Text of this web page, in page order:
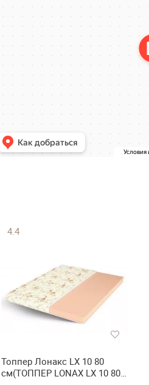
4.4
Топпер Лонакс LX 10 80
см(ТОППЕР LONAX LX 10 80